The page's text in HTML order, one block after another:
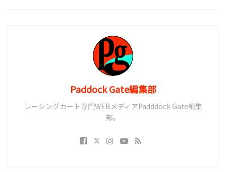
Paddock Gate編集部
レーシングカート専門WEBメディアPadddock Gate編集
部。